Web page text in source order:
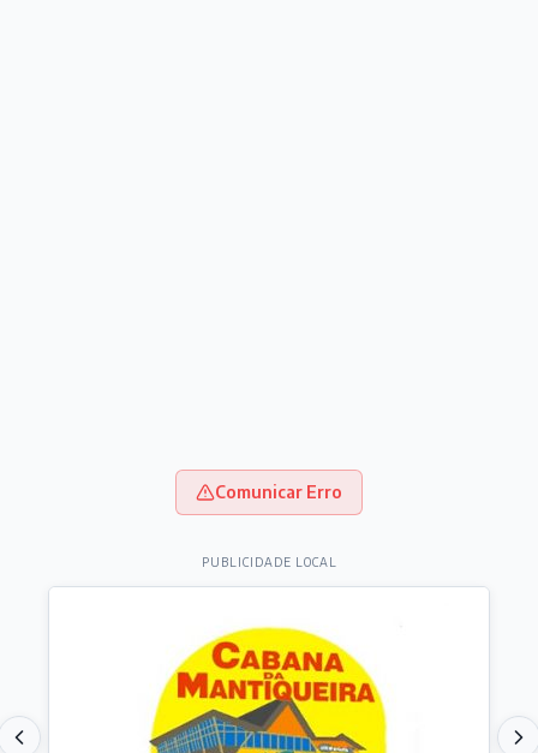
Comunicar Erro
PUBLICIDADE LOCAL
Destaques do dia